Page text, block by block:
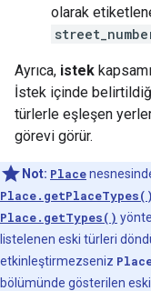
olarak
Ayrıca, istek
İstek içinde
türlerle eşleşen
görevi görür.
Not: Place
Place.getPlaceTypes()
Place.getTypes()
listelenen eski türleri
etkinleştirmezseniz
bölümünde gösterilen